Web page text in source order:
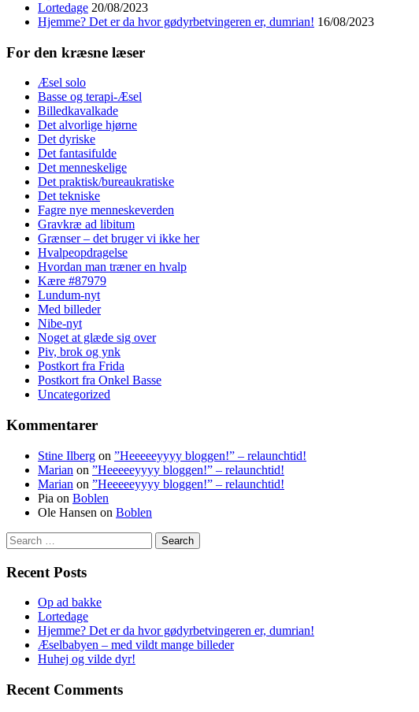
Lortedage 20/08/2023
Hjemme? Det er da hvor gødyrbetvingeren er, dumrian! 16/08/2023
For den kræsne læser
Æsel solo
Basse og terapi-Æsel
Billedkavalkade
Det alvorlige hjørne
Det dyriske
Det fantasifulde
Det menneskelige
Det praktisk/bureaukratiske
Det tekniske
Fagre nye menneskeverden
Gravkræ ad libitum
Grænser – det bruger vi ikke her
Hvalpeopdragelse
Hvordan man træner en hvalp
Kære #87979
Lundum-nyt
Med billeder
Nibe-nyt
Noget at glæde sig over
Piv, brok og ynk
Postkort fra Frida
Postkort fra Onkel Basse
Uncategorized
Kommentarer
Stine Ilberg on ”Heeeeeyyyy bloggen!” – relaunchtid!
Marian on ”Heeeeeyyyy bloggen!” – relaunchtid!
Marian on ”Heeeeeyyyy bloggen!” – relaunchtid!
Pia on Boblen
Ole Hansen on Boblen
Search
for:
Recent Posts
Op ad bakke
Lortedage
Hjemme? Det er da hvor gødyrbetvingeren er, dumrian!
Æselbabyen – med vildt mange billeder
Huhej og vilde dyr!
Recent Comments